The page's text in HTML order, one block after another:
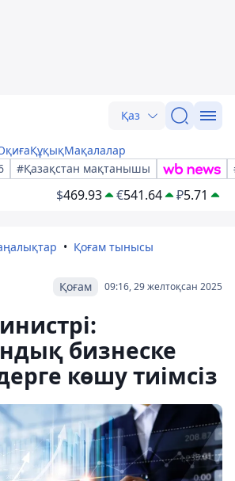
Қаз
ҚұқықМақалалар
#Қазақстан мақтанышы
$469.93 €541.64 ₽5.71
Қоғам тынысы
09:16, 29 желтоқсан 2025
Қоғам
бизнеске
көшу тиімсіз